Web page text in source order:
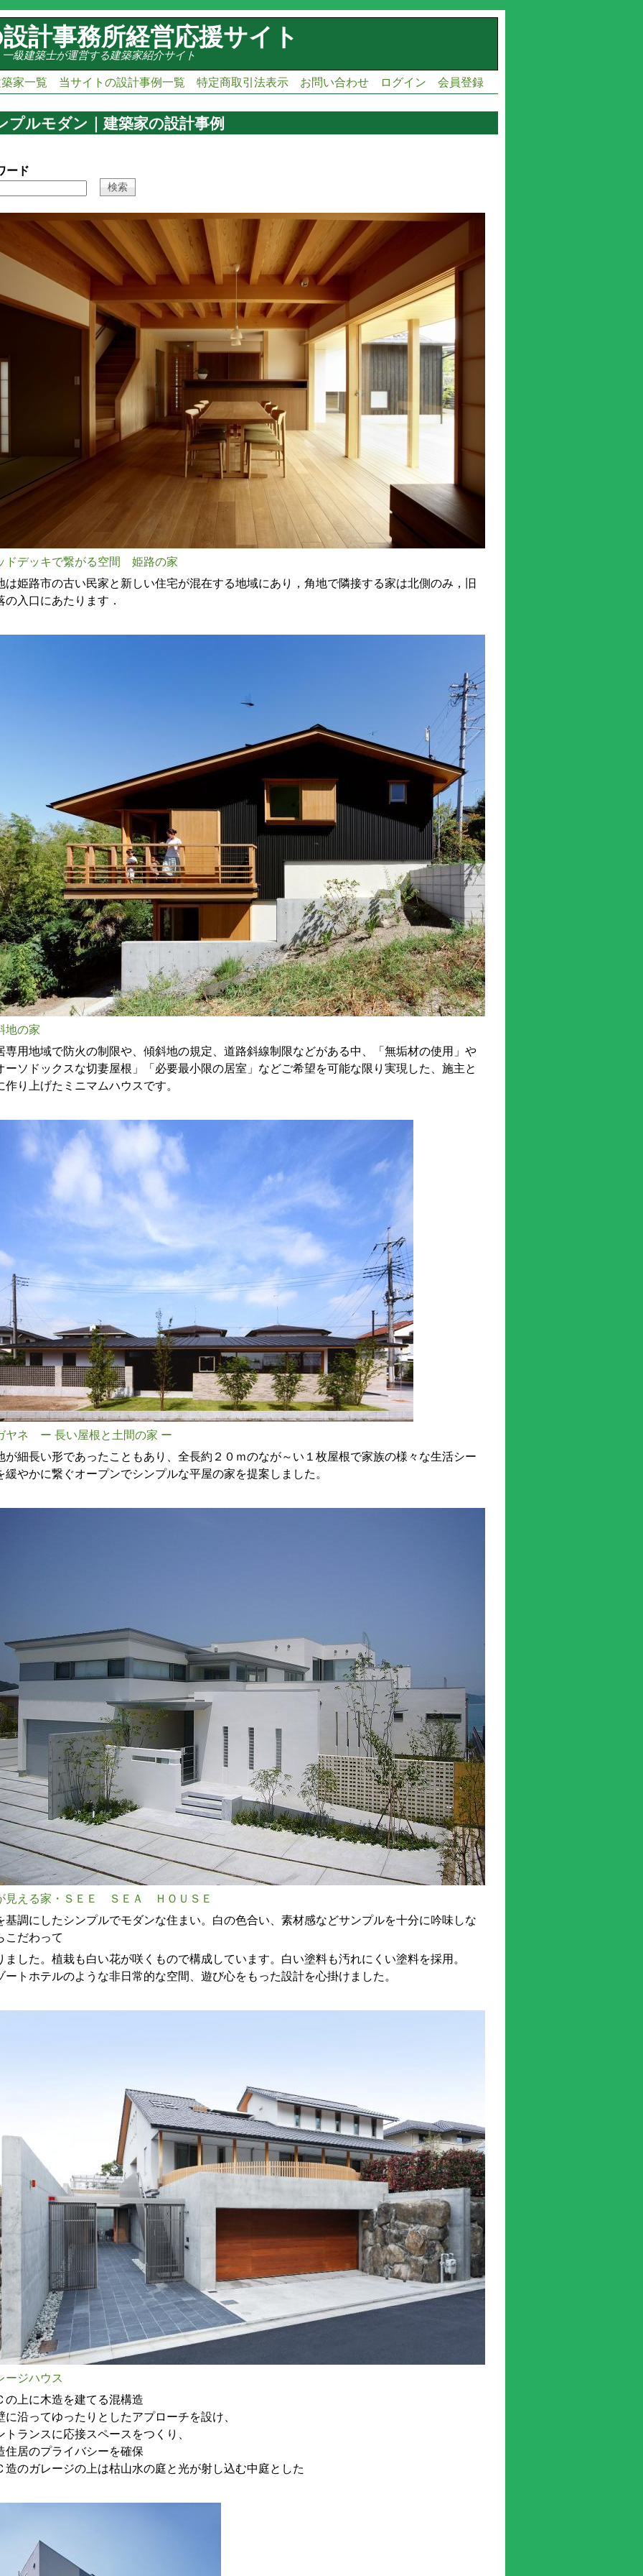
計事務所経営応援サイト
級建築士が運営する建築家紹介サイト
家一覧 当サイトの設計事例一覧 特定商取引法表示 お問い合わせ ログイン 会員登録
プルモダン｜建築家の設計事例
ード
ドデッキで繋がる空間 姫路の家
は姫路市の古い民家と新しい住宅が混在する地域にあり，角地で隣接する家は北側のみ，旧
の入口にあたります．
地の家
専用地域で防火の制限や、傾斜地の規定、道路斜線制限などがある中、「無垢材の使用」や
ーソドックスな切妻屋根」「必要最小限の居室」などご希望を可能な限り実現した、施主と
作り上げたミニマムハウスです。
ヤネ ー 長い屋根と土間の家 ー
が細長い形であったこともあり、全長約２０ｍのなが～い１枚屋根で家族の様々な生活シー
緩やかに繋ぐオープンでシンプルな平屋の家を提案しました。
見える家・ＳＥＥ ＳＥＡ ＨＯＵＳＥ
基調にしたシンプルでモダンな住まい。白の色合い、素材感などサンプルを十分に吟味しな
こだわって
ました。植栽も白い花が咲くもので構成しています。白い塗料も汚れにくい塗料を採用。
ートホテルのような非日常的な空間、遊び心をもった設計を心掛けました。
ージハウス
の上に木造を建てる混構造
に沿ってゆったりとしたアプローチを設け、
トランスに応接スペースをつくり、
住居のプライバシーを確保
造のガレージの上は枯山水の庭と光が射し込む中庭とした